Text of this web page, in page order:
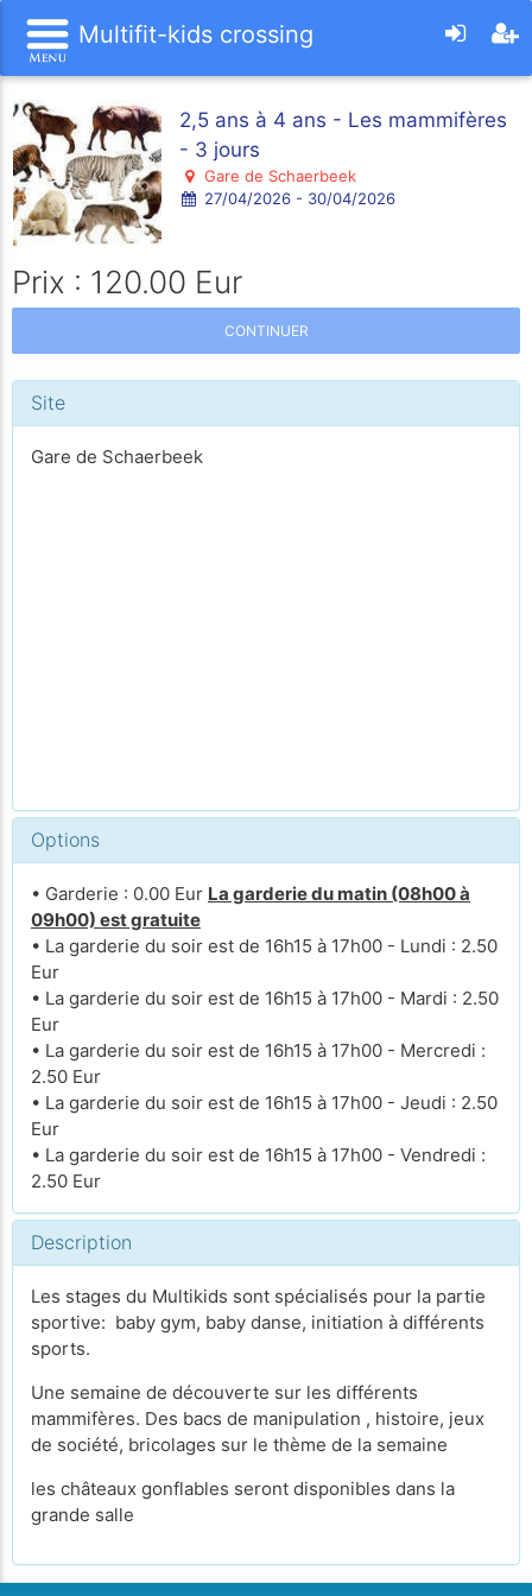
Multifit-kids crossing
2,5 ans à 4 ans - Les mammifères
- 3 jours
Gare de Schaerbeek
27/04/2026 - 30/04/2026
Prix : 120.00 Eur
CONTINUER
Site
Gare de Schaerbeek
Options
• Garderie : 0.00 Eur La garderie du matin (08h00 à
09h00) est gratuite
• La garderie du soir est de 16h15 à 17h00 - Lundi : 2.50
Eur
• La garderie du soir est de 16h15 à 17h00 - Mardi : 2.50
Eur
• La garderie du soir est de 16h15 à 17h00 - Mercredi :
2.50 Eur
• La garderie du soir est de 16h15 à 17h00 - Jeudi : 2.50
Eur
• La garderie du soir est de 16h15 à 17h00 - Vendredi :
2.50 Eur
Description
Les stages du Multikids sont spécialisés pour la partie
sportive: baby gym, baby danse, initiation à différents
sports.
Une semaine de découverte sur les différents
mammifères. Des bacs de manipulation , histoire, jeux
de société, bricolages sur le thème de la semaine
les châteaux gonflables seront disponibles dans la
grande salle